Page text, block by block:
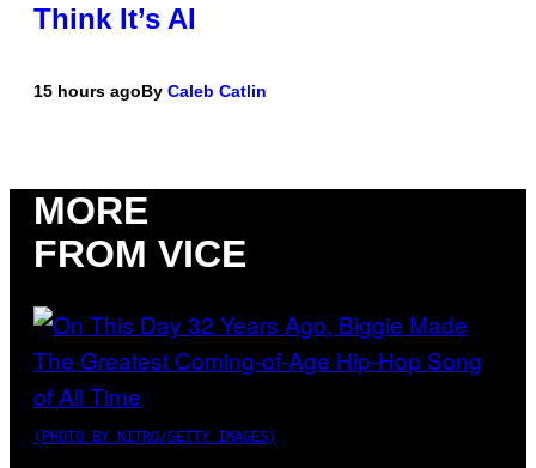
Think It’s AI
15 hours agoBy Caleb Catlin
MORE
FROM VICE
(PHOTO BY NITRO/GETTY IMAGES)